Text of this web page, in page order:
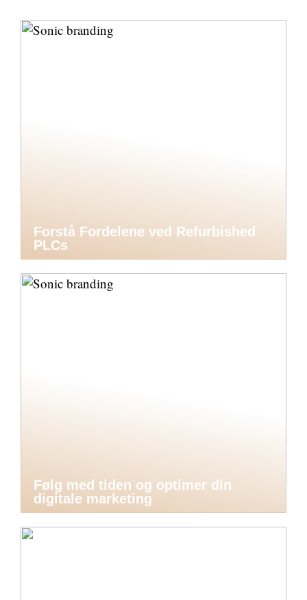
Forstå Fordelene ved Refurbished
PLCs
Følg med tiden og optimer din
digitale marketing